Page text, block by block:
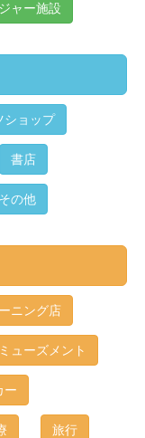
ャー施設
ショップ
書店
その他
ニング店
ューズメント
ー
旅行